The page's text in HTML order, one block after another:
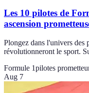
Les 10 pilotes de
ascension
Plongez dans l'univers des
révolutionneront le sport.
Formule 1pilotes
Aug 7